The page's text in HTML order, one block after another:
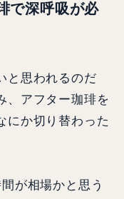
で深呼吸が必
と思われるのだ
、アフター珈琲を
にか切り替わった
が相場かと思う